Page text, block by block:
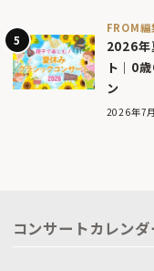
FROM編
2026年
ト｜0
ン
2026年7
コンサートカレンダ